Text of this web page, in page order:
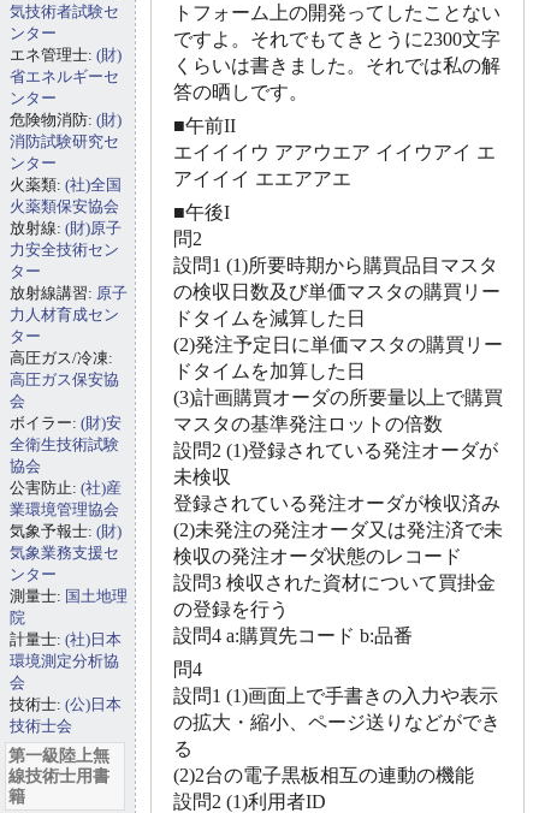
トフォーム上の開発ってしたことない
ですよ。それでもてきとうに2300文字
くらいは書きました。それでは私の解
答の晒しです。
■午前II
エイイイウ アアウエア イイウアイ エ
アイイイ エエアアエ
■午後I
問2
設問1 (1)所要時期から購買品目マスタ
の検収日数及び単価マスタの購買リー
ドタイムを減算した日
(2)発注予定日に単価マスタの購買リー
ドタイムを加算した日
(3)計画購買オーダの所要量以上で購買
マスタの基準発注ロットの倍数
設問2 (1)登録されている発注オーダが
未検収
登録されている発注オーダが検収済み
(2)未発注の発注オーダ又は発注済で未
検収の発注オーダ状態のレコード
設問3 検収された資材について買掛金
の登録を行う
設問4 a:購買先コード b:品番
問4
設問1 (1)画面上で手書きの入力や表示
の拡大・縮小、ページ送りなどができ
る
(2)2台の電子黒板相互の連動の機能
設問2 (1)利用者ID
気技術者試験セ
ンター
エネ管理士: (財)
省エネルギーセ
ンター
危険物消防: (財)
消防試験研究セ
ンター
火薬類: (社)全国
火薬類保安協会
放射線: (財)原子
力安全技術セン
ター
放射線講習: 原子
力人材育成セン
ター
高圧ガス/冷凍:
高圧ガス保安協
会
ボイラー: (財)安
全衛生技術試験
協会
公害防止: (社)産
業環境管理協会
気象予報士: (財)
気象業務支援セ
ンター
測量士: 国土地理
院
計量士: (社)日本
環境測定分析協
会
技術士: (公)日本
技術士会
第一級陸上無
線技術士用書
籍